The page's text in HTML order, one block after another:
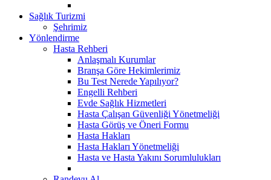
Sağlık Turizmi
Şehrimiz
Yönlendirme
Hasta Rehberi
Anlaşmalı Kurumlar
Branşa Göre Hekimlerimiz
Bu Test Nerede Yapılıyor?
Engelli Rehberi
Evde Sağlık Hizmetleri
Hasta Çalışan Güvenliği Yönetmeliği
Hasta Görüş ve Öneri Formu
Hasta Hakları
Hasta Hakları Yönetmeliği
Hasta ve Hasta Yakını Sorumlulukları